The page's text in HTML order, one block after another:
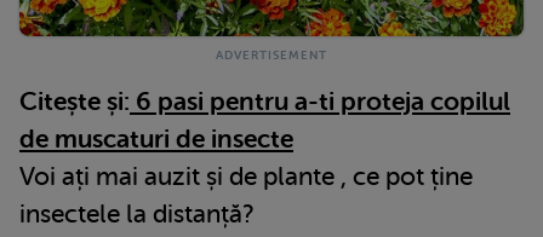
Citește și: 6 pasi pentru a-ti proteja copilul
de muscaturi de insecte
Voi ați mai auzit și de plante , ce pot ține
insectele la distanță?